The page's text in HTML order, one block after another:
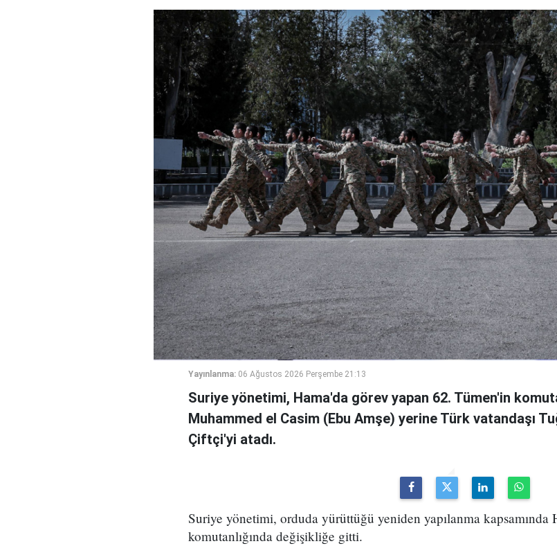
Yayınlanma: 06 Ağustos 2026 Perşembe 21:13
Suriye yönetimi, Hama'da görev yapan 62. Tümen'in
Muhammed el Casim (Ebu Amşe) yerine Türk vatandaşı
Çiftçi'yi atadı.
Suriye yönetimi, orduda yürüttüğü yeniden yapılanma
komutanlığında değişikliğe gitti.